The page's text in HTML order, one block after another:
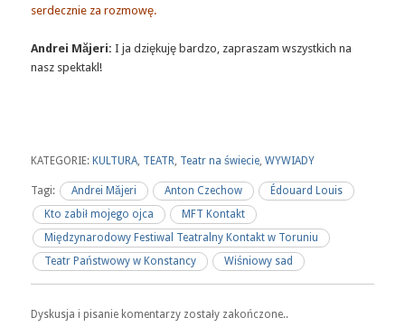
serdecznie za rozmowę.
Andrei Măjeri: I ja dziękuję bardzo, zapraszam wszystkich na
nasz spektakl!
KATEGORIE: KULTURA, TEATR, Teatr na świecie, WYWIADY
Tagi: Andrei Măjeri Anton Czechow
Édouard Louis
Kto zabił mojego ojca
MFT Kontakt
Międzynarodowy Festiwal Teatralny Kontakt w Toruniu
Teatr Państwowy w Konstancy
Wiśniowy sad
Dyskusja i pisanie komentarzy zostały zakończone..